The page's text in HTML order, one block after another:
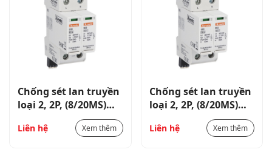
Chống sét lan truyền
loại 2, 2P, (8/20MS)
20KA,relay ngõ ra
SG22PA300R
Liên hệ Xem thêm
Chống sét lan truyền
loại 2, 2P, (8/20MS)
20KA,relay ngõ ra
SG22PA300R
Liên hệ Xem thêm